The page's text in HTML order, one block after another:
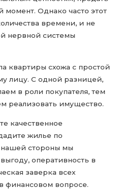
момент. Однако часто этот
времени, и не
нервной системы
квартиры схожа с простой
лицу. С одной разницей,
в роли покупателя, тем
реализовать имущество.
качественное
жилье по
стороны мы
оперативность в
заверка всех
финансовом вопросе.